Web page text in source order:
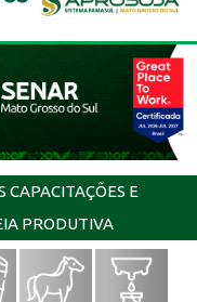
CAPACITAÇÕES E
PRODUTIVA